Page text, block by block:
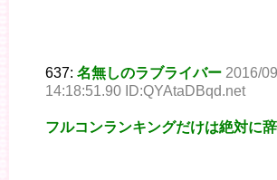
637: 名無しのラブライバー 2016/
14:18:51.90 ID:QYAtaDBqd.net
フルコンランキングだけは絶対に辞